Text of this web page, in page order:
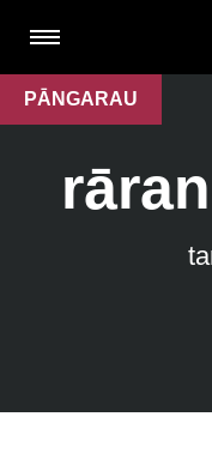
PĀNGARAU